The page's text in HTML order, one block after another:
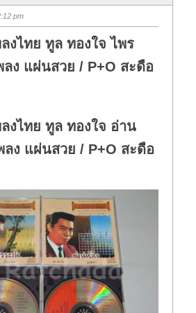
pm
งไทย ทูล ทองใจ ไพร
ลง แผ่นสวย / P+O สะดือ
งไทย ทูล ทองใจ อ่าน
ลง แผ่นสวย / P+O สะดือ